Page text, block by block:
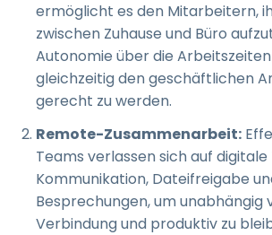
ermöglicht es den Mitarbeitern,
zwischen Zuhause und Büro
Autonomie über die
gleichzeitig den geschäftlichen
gerecht zu werden.
Remote-Zusammenarbeit:
Teams verlassen sich auf digitale
Kommunikation, Dateifreigabe
Besprechungen, um unabhängig
Verbindung und produktiv zu